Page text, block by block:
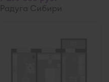
Радуга Сибири